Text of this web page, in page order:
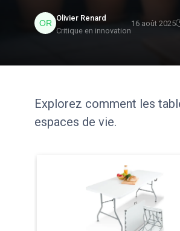
Olivier Renard
Critique en innovation
16 août 2025
Explorez comment les
espaces de vie.